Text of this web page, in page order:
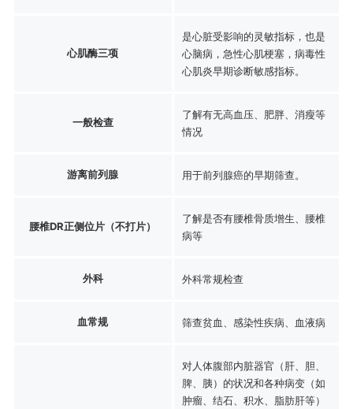
心肌酶三项
是心脏受影响的灵敏指标，也是
心脑病，急性心肌梗塞，病毒性
心肌炎早期诊断敏感指标。
一般检查
了解有无高血压、肥胖、消瘦等
情况
游离前列腺 用于前列腺癌的早期筛查。
腰椎DR正侧位片（不打片）
了解是否有腰椎骨质增生、腰椎
病等
外科 外科常规检查
血常规 筛查贫血、感染性疾病、血液病
对人体腹部内脏器官（肝、胆、
脾、胰）的状况和各种病变（如
肿瘤、结石、积水、脂肪肝等）